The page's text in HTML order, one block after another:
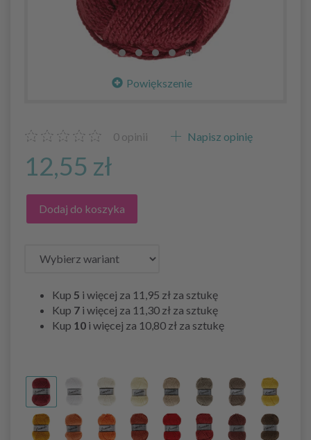
Powiększenie
0 opinii Napisz opinię
12,55 zł
Dodaj do koszyka
Kup 5 i więcej za 11,95 zł za sztukę
Kup 7 i więcej za 11,30 zł za sztukę
Kup 10 i więcej za 10,80 zł za sztukę